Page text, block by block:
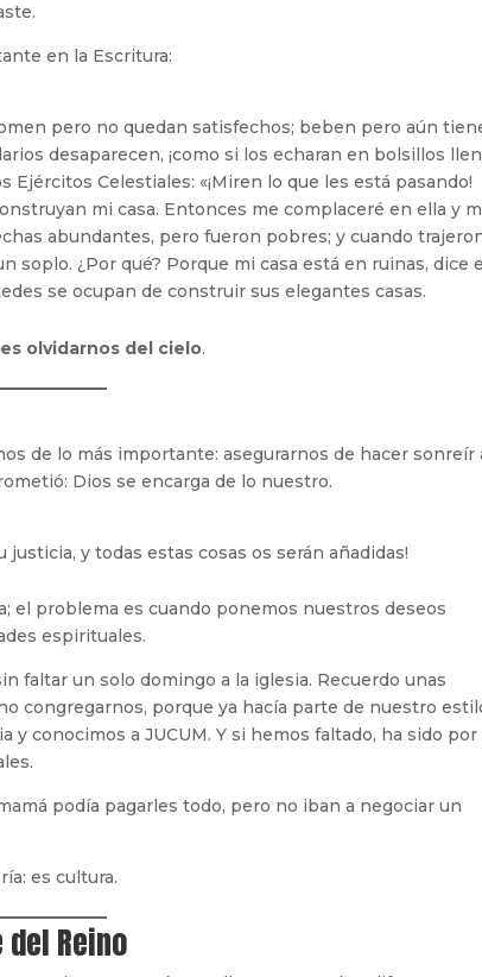
en la Escritura:
pero no quedan satisfechos; beben pero aún
desaparecen, ¡como si los echaran en bolsillos
Ejércitos Celestiales: «¡Miren lo que les está pasando!
mi casa. Entonces me complaceré en ella y
abundantes, pero fueron pobres; y cuando
soplo. ¿Por qué? Porque mi casa está en ruinas, dice
se ocupan de construir sus elegantes casas.
olvidarnos del cielo.
de lo más importante: asegurarnos de hacer sonreír
Dios se encarga de lo nuestro.
y todas estas cosas os serán añadidas!
el problema es cuando ponemos nuestros deseos
espirituales.
faltar un solo domingo a la iglesia. Recuerdo unas
congregarnos, porque ya hacía parte de nuestro
y conocimos a JUCUM. Y si hemos faltado, ha sido por
podía pagarles todo, pero no iban a negociar un
es cultura.
Reino